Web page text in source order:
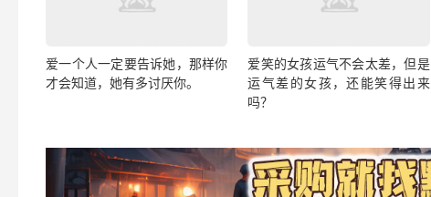
爱一个人一定要告诉她，那样你
才会知道，她有多讨厌你。
爱笑的女孩运气不会太差，但是
运气差的女孩，还能笑得出来
吗？